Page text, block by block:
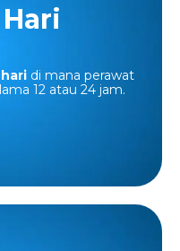
haridi mana perawat
12 atau 24 jam.
Paket 1 Hari
Rp740.000